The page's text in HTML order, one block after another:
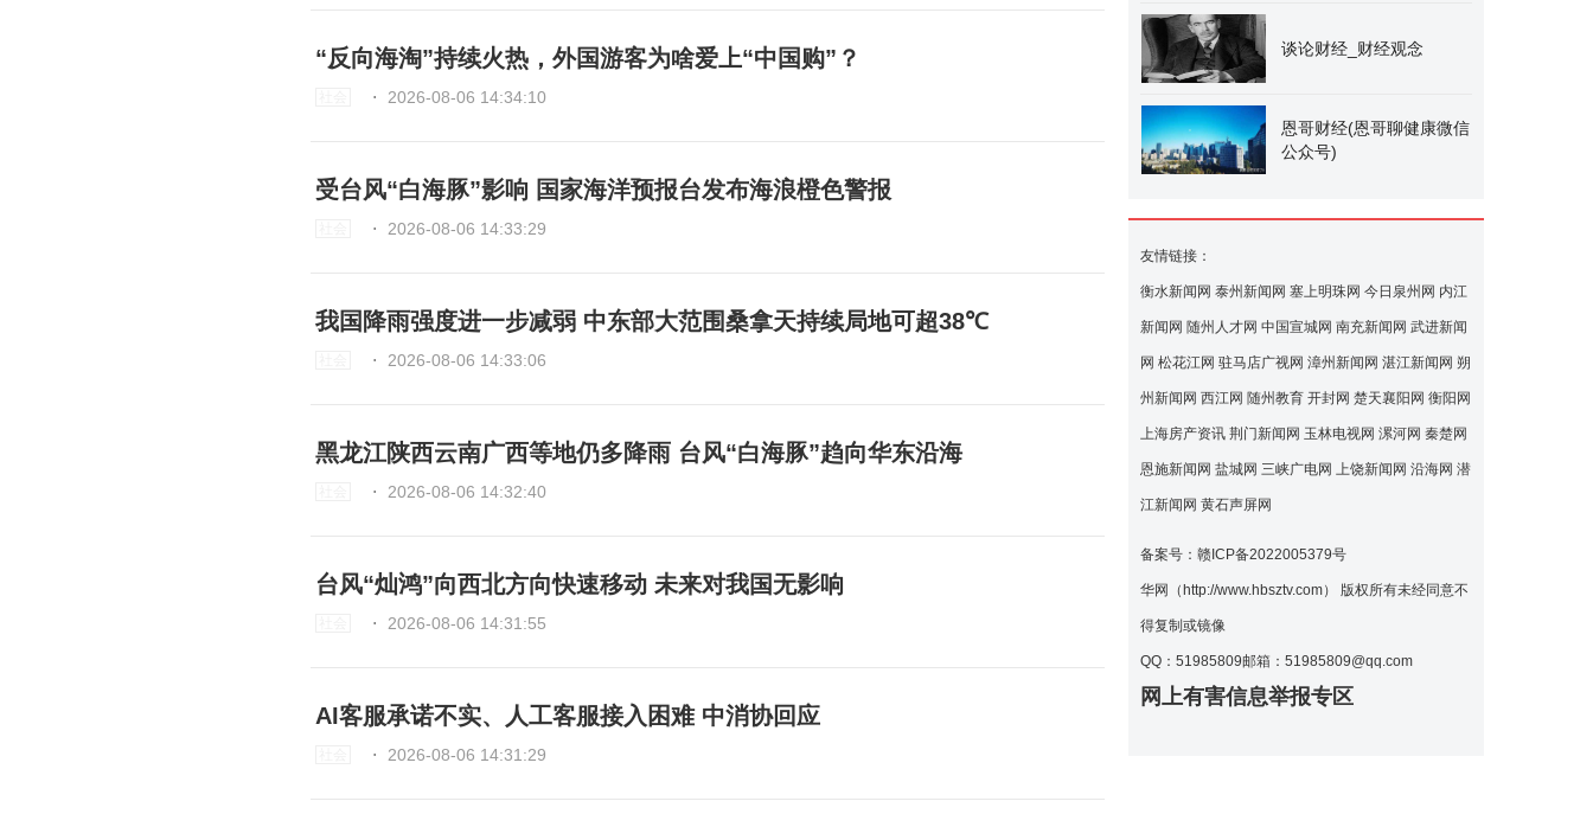
“反向海淘”持续火热，外国游客为啥爱上“中国购”？
⋅ 2026-08-06 14:34:10
受台风“白海豚”影响 国家海洋预报台发布海浪橙色警报
⋅ 2026-08-06 14:33:29
我国降雨强度进一步减弱 中东部大范围桑拿天持续局地可超38℃
⋅ 2026-08-06 14:33:06
黑龙江陕西云南广西等地仍多降雨 台风“白海豚”趋向华东沿海
⋅ 2026-08-06 14:32:40
台风“灿鸿”向西北方向快速移动 未来对我国无影响
⋅ 2026-08-06 14:31:55
AI客服承诺不实、人工客服接入困难 中消协回应
⋅ 2026-08-06 14:31:29
谈论财经_财经观念
恩哥财经(恩哥聊健康微信
公众号)
友情链接：
衡水新闻网 泰州新闻网 塞上明珠网 今日泉州网 内江
新闻网 随州人才网 中国宣城网 南充新闻网 武进新闻
网 松花江网 驻马店广视网 漳州新闻网 湛江新闻网 朔
州新闻网 西江网 随州教育 开封网 楚天襄阳网 衡阳网
上海房产资讯 荆门新闻网 玉林电视网 漯河网 秦楚网
恩施新闻网 盐城网 三峡广电网 上饶新闻网 沿海网 潜
江新闻网 黄石声屏网
备案号： 赣ICP备2022005379号
华网（http://www.hbsztv.com） 版权所有未经同意不
得复制或镜像
QQ：51985809邮箱：51985809@qq.com
网上有害信息举报专区